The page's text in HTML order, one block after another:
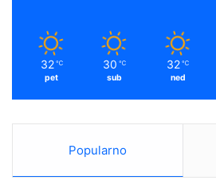
32 ℃
pet
30 ℃
sub
32 ℃
ned
Popularno